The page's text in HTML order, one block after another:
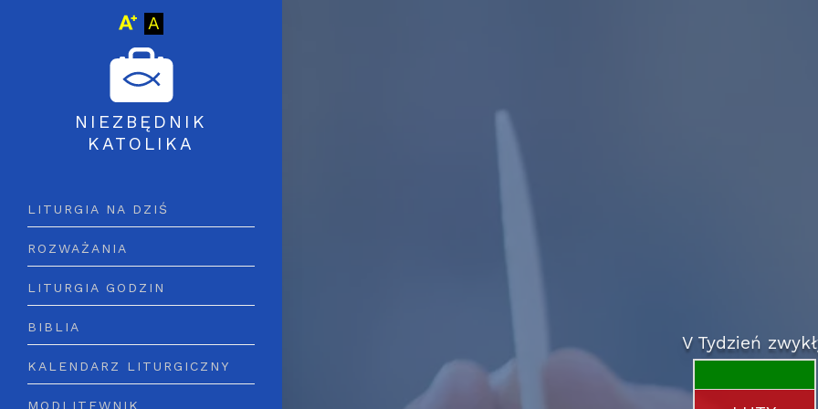
Wielkość czcionki
AWersja graficzna
NIEZBĘDNIK
KATOLIKA
LITURGIA NA DZIŚ
ROZWAŻANIA
LITURGIA GODZIN
BIBLIA
KALENDARZ LITURGICZNY
MODLITEWNIK
V Tydzień